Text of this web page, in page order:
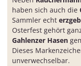
haben sich auch die
Sammler echt
Osterfest gehört
Gahlenzer Hasen
Dieses
unverwechselbar.